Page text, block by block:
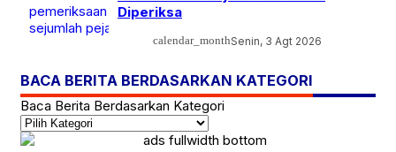
Diperiksa
calendar_monthSenin, 3 Agt 2026
BACA BERITA BERDASARKAN KATEGORI
Baca Berita Berdasarkan Kategori